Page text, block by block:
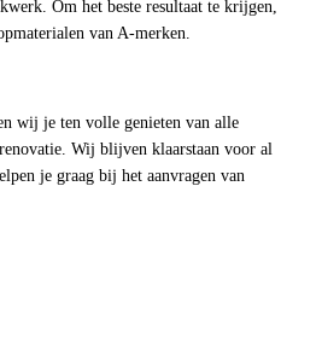
Om het beste resultaat te krijgen,
van A-merken.
wij je ten volle genieten van alle
Wij blijven klaarstaan voor al
je graag bij het aanvragen van